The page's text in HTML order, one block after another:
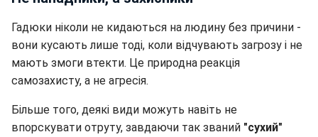
Гадюки ніколи не кидаються на людину без причини -
вони кусають лише тоді, коли відчувають загрозу і не
мають змоги втекти. Це природна реакція
самозахисту, а не агресія.
Більше того, деякі види можуть навіть не
впорскувати отруту, завдаючи так званий "сухий"